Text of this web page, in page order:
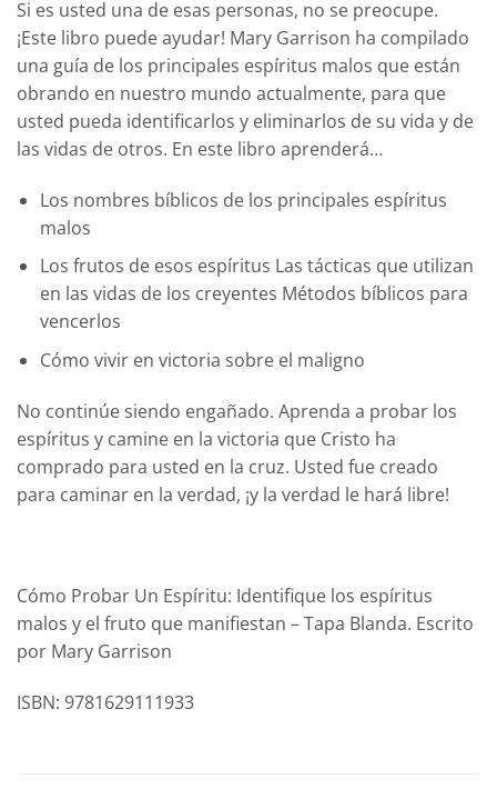
Si es usted una de esas personas, no se preocupe.
¡Este libro puede ayudar! Mary Garrison ha compilado
una guía de los principales espíritus malos que están
obrando en nuestro mundo actualmente, para que
usted pueda identificarlos y eliminarlos de su vida y de
las vidas de otros. En este libro aprenderá…
Los nombres bíblicos de los principales espíritus
malos
Los frutos de esos espíritus Las tácticas que utilizan
en las vidas de los creyentes Métodos bíblicos para
vencerlos
Cómo vivir en victoria sobre el maligno
No continúe siendo engañado. Aprenda a probar los
espíritus y camine en la victoria que Cristo ha
comprado para usted en la cruz. Usted fue creado
para caminar en la verdad, ¡y la verdad le hará libre!
Cómo Probar Un Espíritu: Identifique los espíritus
malos y el fruto que manifiestan – Tapa Blanda. Escrito
por Mary Garrison
ISBN: 9781629111933